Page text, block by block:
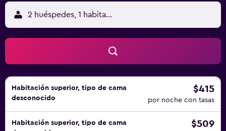
2 huéspedes, 1 habitación
Habitación superior, tipo de cama
desconocido
$415
por noche con tasas
Habitación superior, tipo de cama
$509